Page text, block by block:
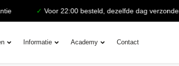
✓Voor 22:00 besteld, dezelfde dag verzonden
Informatie Academy Contact